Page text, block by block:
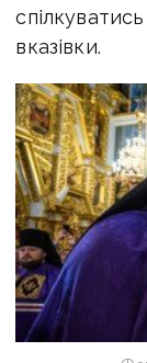
вказівки.